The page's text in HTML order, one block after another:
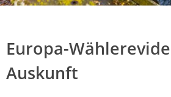
Europa-
Auskunft